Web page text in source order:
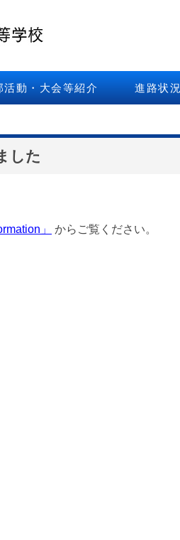
活動・大会等紹介 進路状況
した
」 からご覧ください。